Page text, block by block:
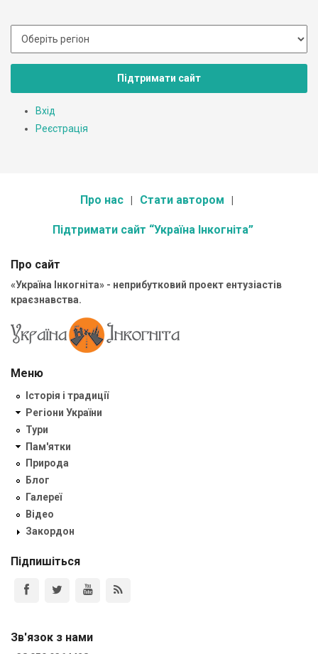
Підтримати сайт
Вхід
Реєстрація
Про нас Стати автором
Підтримати сайт “Україна Інкогніта”
Про сайт
«Україна Інкогніта» - неприбутковий проект ентузіастів
краєзнавства.
Меню
Історія і традиції
Регіони України
Тури
Пам'ятки
Природа
Блог
Галереї
Відео
Закордон
Підпишіться
Зв'язок з нами